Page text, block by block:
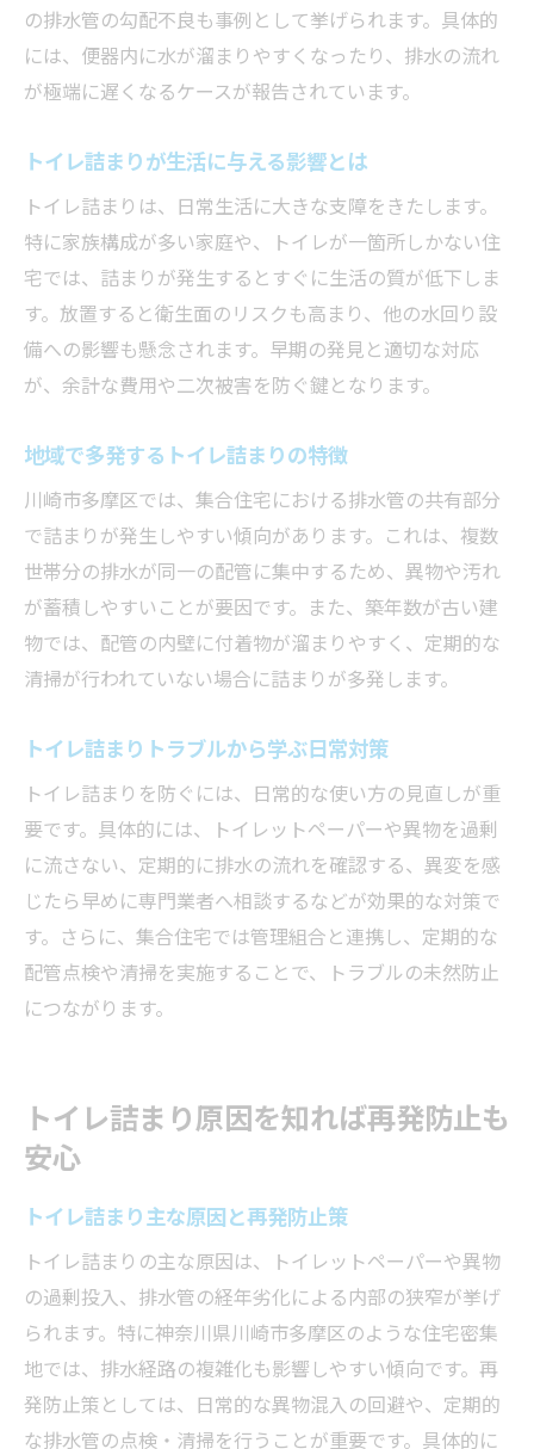
川崎市多摩区特有のトイレ詰まり傾向
地域事情が影響するトイレ詰まりの特徴
住環境によるトイレ詰まり発生のパターン
例
トイレ詰まり修理を依頼する前に確認したいこ
トイレ詰まり修理前に自己確認すべき項目
修理依頼の前に知っておきたいポイント
点
応急対応と専門業者依頼の判断基準
トイレ詰まり修理の流れと注意事項
費用トラブルを防ぐトイレ詰まり対応のコツ
トイレ詰まりの費用トラブルを防ぐ方法
事前見積もりでトイレ詰まり費用を把握
トイレ詰まり修理費用の内訳と相場の目安
追加費用を避けるトイレ詰まり対策
トイレ詰まり対応で損をしないための工夫
の排水管の勾配不良も事例として挙げられます。具体的
には、便器内に水が溜まりやすくなったり、排水の流れ
が極端に遅くなるケースが報告されています。
トイレ詰まりが生活に与える影響とは
トイレ詰まりは、日常生活に大きな支障をきたします。
特に家族構成が多い家庭や、トイレが一箇所しかない住
宅では、詰まりが発生するとすぐに生活の質が低下しま
す。放置すると衛生面のリスクも高まり、他の水回り設
備への影響も懸念されます。早期の発見と適切な対応
が、余計な費用や二次被害を防ぐ鍵となります。
地域で多発するトイレ詰まりの特徴
川崎市多摩区では、集合住宅における排水管の共有部分
で詰まりが発生しやすい傾向があります。これは、複数
世帯分の排水が同一の配管に集中するため、異物や汚れ
が蓄積しやすいことが要因です。また、築年数が古い建
物では、配管の内壁に付着物が溜まりやすく、定期的な
清掃が行われていない場合に詰まりが多発します。
トイレ詰まりトラブルから学ぶ日常対策
トイレ詰まりを防ぐには、日常的な使い方の見直しが重
要です。具体的には、トイレットペーパーや異物を過剰
に流さない、定期的に排水の流れを確認する、異変を感
じたら早めに専門業者へ相談するなどが効果的な対策で
す。さらに、集合住宅では管理組合と連携し、定期的な
配管点検や清掃を実施することで、トラブルの未然防止
につながります。
トイレ詰まり原因を知れば再発防止も
安心
トイレ詰まり主な原因と再発防止策
トイレ詰まりの主な原因は、トイレットペーパーや異物
の過剰投入、排水管の経年劣化による内部の狭窄が挙げ
られます。特に神奈川県川崎市多摩区のような住宅密集
地では、排水経路の複雑化も影響しやすい傾向です。再
発防止策としては、日常的な異物混入の回避や、定期的
な排水管の点検・清掃を行うことが重要です。具体的に